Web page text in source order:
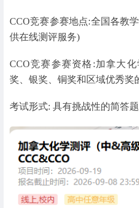
CCO竞赛参赛地点:全国各教
供在线测评服务)
CCO竞赛参赛资格:加拿大
奖、银奖、铜奖和区域优秀奖
考试形式: 具有挑战性的简答